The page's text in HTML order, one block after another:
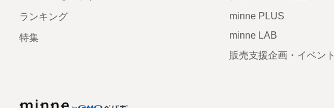
ランキング
特集
minne PLUS
minne LAB
販売支援企画・イベント